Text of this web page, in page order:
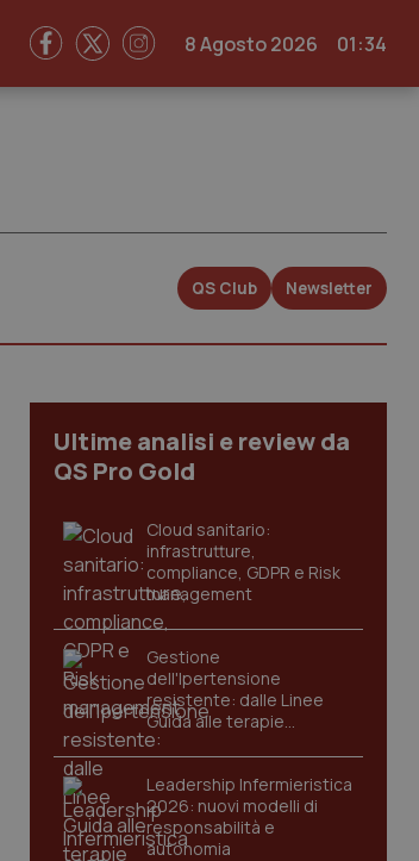
8 Agosto 2026 01:34
QS Club Newsletter
Ultime analisi e review da
QS Pro Gold
Cloud sanitario:
infrastrutture,
compliance, GDPR e Risk
management
Gestione
dell'Ipertensione
resistente: dalle Linee
Guida alle terapie
innovative
Leadership Infermieristica
2026: nuovi modelli di
responsabilità e
autonomia